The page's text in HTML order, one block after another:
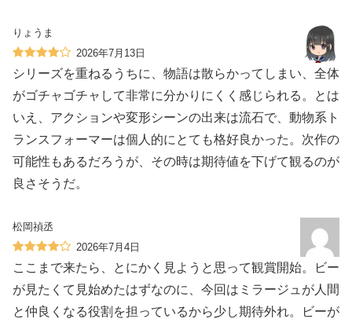
りょうま
2026年7月13日
シリーズを重ねるうちに、物語は散らかってしまい、全体
がゴチャゴチャして非常に分かりにくく感じられる。とは
いえ、アクションや変形シーンの出来は流石で、動物系ト
ランスフォーマーは個人的にとても格好良かった。次作の
可能性もあるだろうが、その時は期待値を下げて観るのが
良さそうだ。
松岡禎丞
2026年7月4日
ここまで来たら、とにかく見ようと思って観賞開始。ビー
が見たくて見始めたはずなのに、今回はミラージュが人間
と仲良くなる役割を担っているから少し期待外れ。ビーが